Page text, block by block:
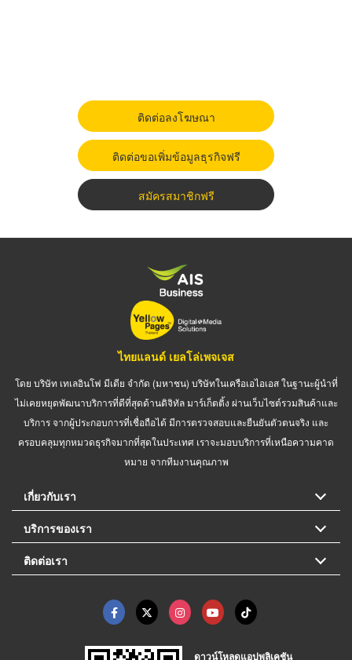
ติดต่อลงโฆษณา
ติดต่อขอเพิ่มข้อมูลธุรกิจฟรี
สมัครสมาชิกฟรี
ไทยแลนด์ เยลโล่เพจเจส
โดย บริษัท เทเลอินโฟ มีเดีย จำกัด (มหาชน) บริษัทในเครือเอไอเอส ในฐานะผู้นำที่
ไม่เคยหยุดพัฒนาบริการที่ดีที่สุดด้านดิจิทัล มาร์เก็ตติ้ง ผ่านเว็บไซต์รวมสินค้าและ
บริการ จากผู้ประกอบการที่เชื่อถือได้ มีการตรวจสอบและยืนยันตัวตนจริง และ
ครอบคลุมทุกหมวดธุรกิจมากที่สุดในประเทศ เราจะมอบบริการที่เหนือความคาด
หมาย จากทีมงานคุณภาพ
เกี่ยวกับเรา
บริการของเรา
ติดต่อเรา
ดาวน์โหลดแอปพลิเคชัน